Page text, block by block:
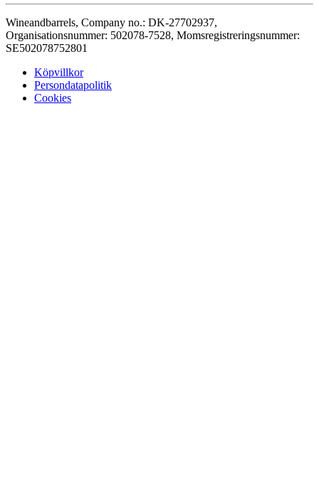
Wineandbarrels, Company no.: DK-27702937,
Organisationsnummer: 502078-7528, Momsregistreringsnummer:
SE502078752801
Köpvillkor
Persondatapolitik
Cookies